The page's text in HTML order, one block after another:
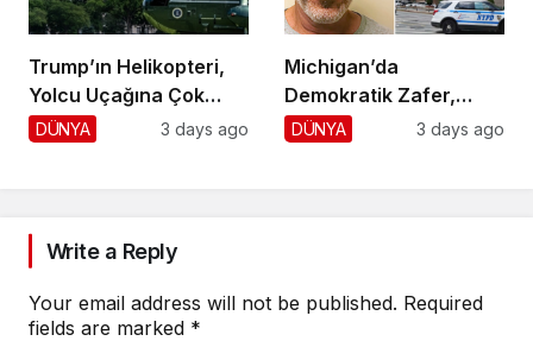
Trump’ın Helikopteri,
Yolcu Uçağına Çok
Yaklaştı!
DÜNYA 3 days ago
Michigan’da
Demokratik Zafer,
Cumhuriyetçilere
DÜNYA 3 days ago
Write a Reply
Your email address will not be published. Required
fields are marked *